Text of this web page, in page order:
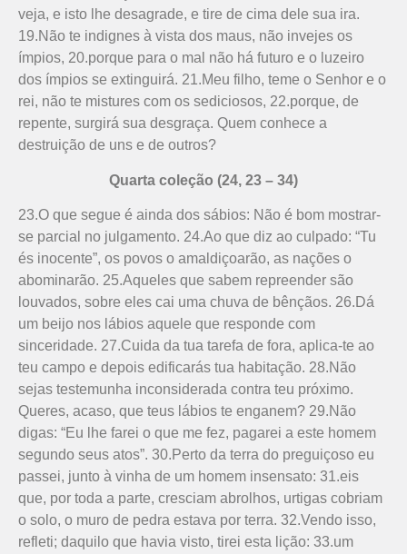
veja, e isto lhe desagrade, e tire de cima dele sua ira.
19.Não te indignes à vista dos maus, não invejes os
ímpios, 20.porque para o mal não há futuro e o luzeiro
dos ímpios se extinguirá. 21.Meu filho, teme o Senhor e o
rei, não te mistures com os sediciosos, 22.porque, de
repente, surgirá sua desgraça. Quem conhece a
destruição de uns e de outros?
Quarta coleção (24, 23 – 34)
23.O que segue é ainda dos sábios: Não é bom mostrar-
se parcial no julgamento. 24.Ao que diz ao culpado: “Tu
és inocente”, os povos o amaldiçoarão, as nações o
abominarão. 25.Aqueles que sabem repreender são
louvados, sobre eles cai uma chuva de bênçãos. 26.Dá
um beijo nos lábios aquele que responde com
sinceridade. 27.Cuida da tua tarefa de fora, aplica-te ao
teu campo e depois edificarás tua habitação. 28.Não
sejas testemunha inconsiderada contra teu próximo.
Queres, acaso, que teus lábios te enganem? 29.Não
digas: “Eu lhe farei o que me fez, pagarei a este homem
segundo seus atos”. 30.Perto da terra do preguiçoso eu
passei, junto à vinha de um homem insensato: 31.eis
que, por toda a parte, cresciam abrolhos, urtigas cobriam
o solo, o muro de pedra estava por terra. 32.Vendo isso,
refleti; daquilo que havia visto, tirei esta lição: 33.um